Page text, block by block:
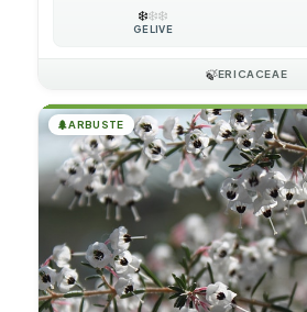
❄️❄️❄️
GÉLIVE
🍃ERICACEAE
🌲ARBUSTE